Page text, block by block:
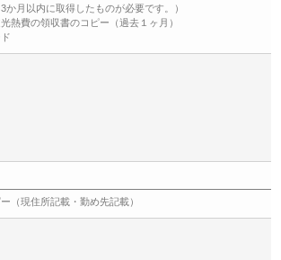
か月以内に取得したものが必要です。）
熱費の領収書のコピー（過去１ヶ月）
（現住所記載・勤め先記載）